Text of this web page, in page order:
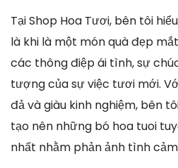
Tại Shop Hoa Tươi, bên tôi
là khi là một món quà đẹp
các thông điệp ái tình, sự
tượng của sự việc tươi mới.
đả và giàu kinh nghiệm, bên
tạo nên những bó hoa tuoi
nhất nhằm phản ảnh tình